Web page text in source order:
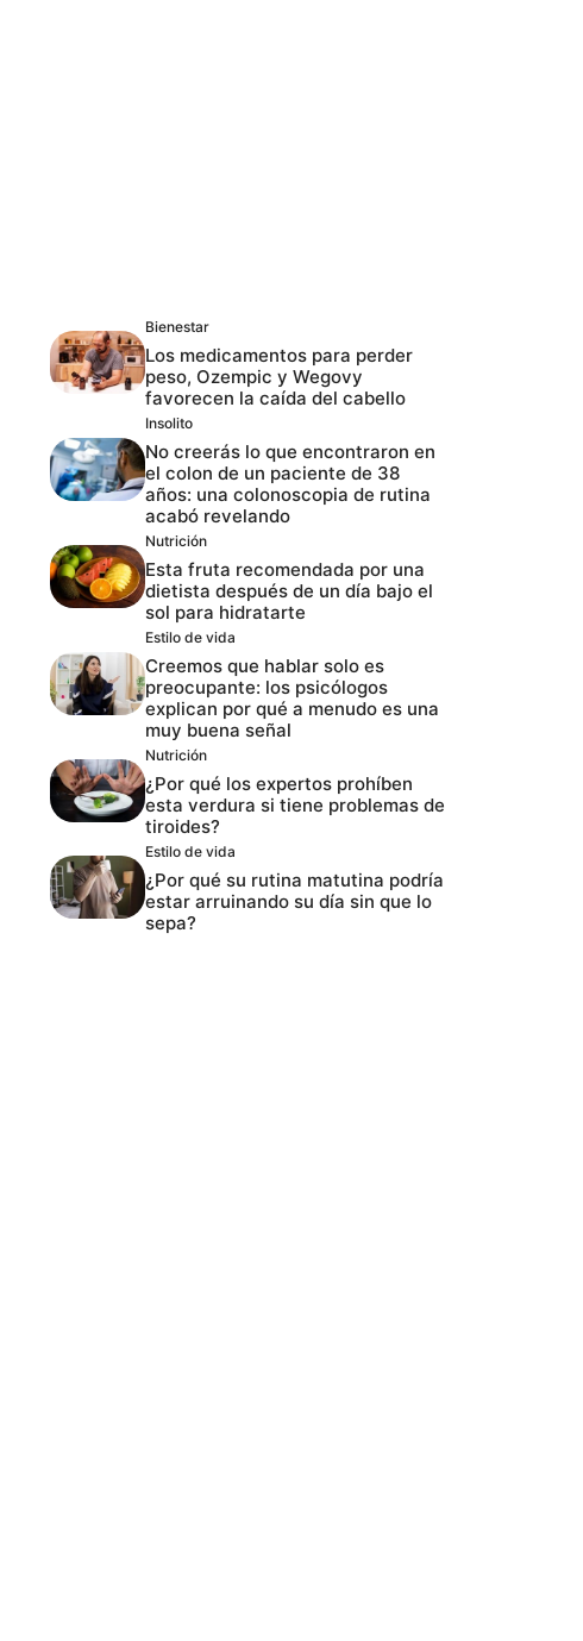
Bienestar
Los medicamentos para perder
peso, Ozempic y Wegovy
favorecen la caída del cabello
Insolito
No creerás lo que encontraron en
el colon de un paciente de 38
años: una colonoscopia de rutina
acabó revelando
Nutrición
Esta fruta recomendada por una
dietista después de un día bajo el
sol para hidratarte
Estilo de vida
Creemos que hablar solo es
preocupante: los psicólogos
explican por qué a menudo es una
muy buena señal
Nutrición
¿Por qué los expertos prohíben
esta verdura si tiene problemas de
tiroides?
Estilo de vida
¿Por qué su rutina matutina podría
estar arruinando su día sin que lo
sepa?